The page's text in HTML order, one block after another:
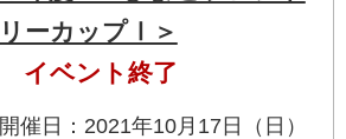
リーカップⅠ＞
イベント終了
開催日：2021年10月17日（日）